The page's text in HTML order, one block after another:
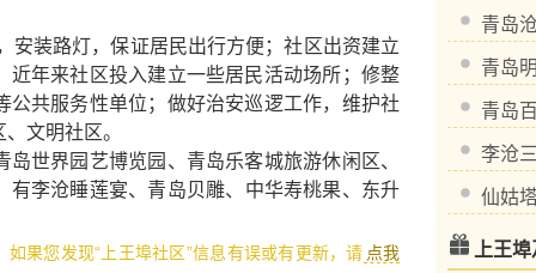
装路灯，保证居民出行方便；社区出资建立
近年来社区投入建立一些居民活动场所；修整
共服务性单位；做好治安巡逻工作，维护社
文明社区。
岛世界园艺博览园 、 青岛乐客城旅游休闲区、
有李沧睡莲宴、 青岛贝雕、 中华寿桃果、 东升
您发现“上王埠社区”信息有误或有更新，请 点我
青岛
青岛
青岛
李沧
仙姑
上王